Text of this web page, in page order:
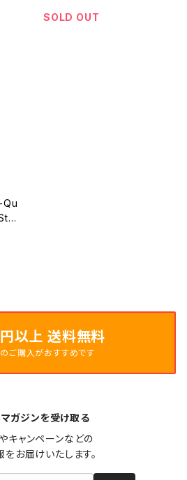
SOLD OUT
Qu
以上 送料無料
ご購入がおすすめです
ガジンを受け取る
キャンペーンなどの
お届けいたします。